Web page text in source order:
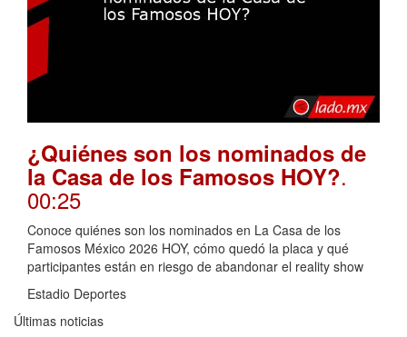
¿Quiénes son los nominados de
la Casa de los Famosos HOY?.
00:25
Conoce quiénes son los nominados en La Casa de los
Famosos México 2026 HOY, cómo quedó la placa y qué
participantes están en riesgo de abandonar el reality show
Estadio Deportes
Últimas noticias